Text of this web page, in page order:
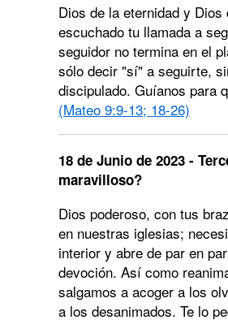
Dios de la eternidad y
escuchado tu llamada a
seguidor no termina en el
sólo decir "sí" a seguirte,
discipulado. Guíanos para
(Mateo 9:9-13; 18-26)
18 de Junio de 2023 -
maravilloso?
Dios poderoso, con tus
en nuestras iglesias;
interior y abre de par en
devoción. Así como
salgamos a acoger a los
a los desanimados. Te lo